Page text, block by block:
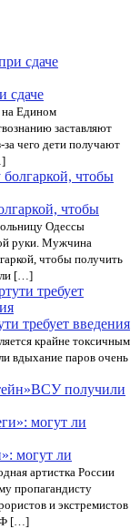
сдаче
Едином
заставляют
за чего дети получают
чтобы
Одессы
руки. Мужчина
чтобы получить
[…]
требует введения
крайне токсичным
вдыхание паров очень
ВСУ получили
могут ли
артистка России
пропагандисту
и экстремистов
[…]